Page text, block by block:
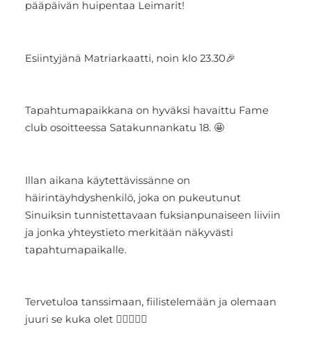
pääpäivän huipentaa Leimarit!
Esiintyjänä Matriarkaatti, noin klo 23.30🎉
Tapahtumapaikkana on hyväksi havaittu Fame
club osoitteessa Satakunnankatu 18. 🤩
Illan aikana käytettävissänne on
häirintäyhdyshenkilö, joka on pukeutunut
Sinuiksin tunnistettavaan fuksianpunaiseen liiviin
ja jonka yhteystieto merkitään näkyvästi
tapahtumapaikalle.
Tervetuloa tanssimaan, fiilistelemään ja olemaan
juuri se kuka olet 🏳️‍🌈💖👯‍♂️